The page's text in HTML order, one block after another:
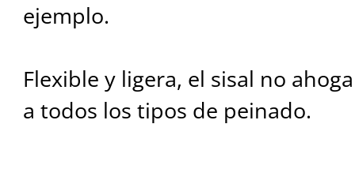
ejemplo.
Flexible y ligera, el sisal no
a todos los tipos de peinado.